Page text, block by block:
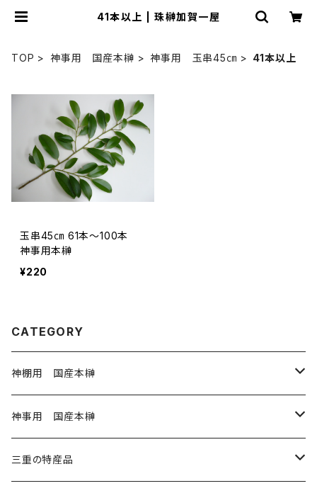
41本以上 | 珠榊加賀一屋
TOP 神事用 国産本榊 神事用 玉串45㎝ 41本以上
玉串45㎝ 61本～100本
神事用本榊
¥220
CATEGORY
神棚用 国産本榊
神棚用本榊 小 3寸
神棚用本榊 大 4寸
神事用 国産本榊
神事用 玉串35㎝
三重の特産品